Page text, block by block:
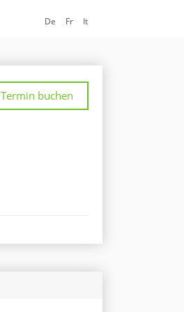
De Fr It
Termin buchen